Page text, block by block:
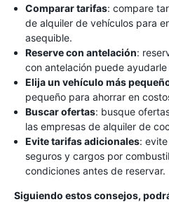
Comparar tarifas: compare
de alquiler de vehículos para
asequible.
Reserve con antelación:
con antelación puede
Elija un vehículo más
pequeño para ahorrar en
Buscar ofertas: busque
las empresas de alquiler de
Evite tarifas adicionales:
seguros y cargos por
condiciones antes de reservar.
Siguiendo estos consejos,